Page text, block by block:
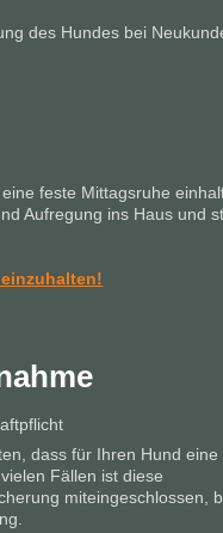
des Hundes bei
feste Mittagsruhe
Aufregung ins Haus und
dass für Ihren Hund eine
Fällen ist diese
miteingeschlossen,